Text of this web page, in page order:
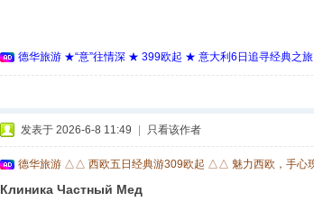
德华旅游 ★“意”往情深 ★ 399欧起 ★ 意大利6日追寻经典之旅
发表于 2026-6-8 11:49 只看该作者
德华旅游 △△ 西欧五日经典游309欧起 △△ 魅力西欧，手心
Клиника Частный Мед